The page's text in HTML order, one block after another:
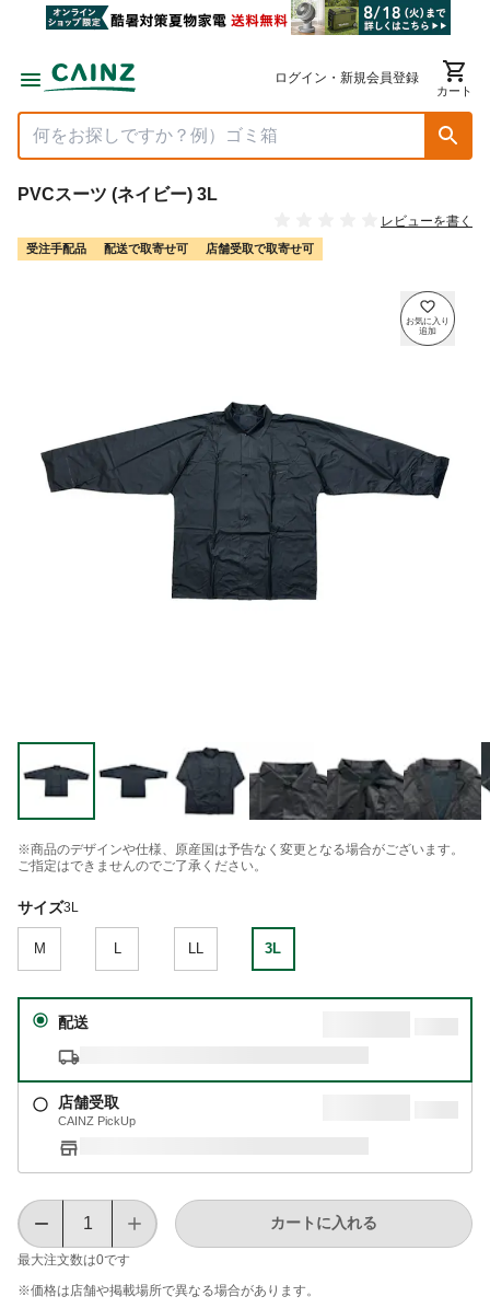
ログイン・新規会員登録
カート
PVCスーツ (ネイビー) 3L
レビューを書く
受注手配品 配送で取寄せ可 店舗受取で取寄せ可
※商品のデザインや仕様、原産国は予告なく変更となる場合がございます。
ご指定はできませんのでご了承ください。
サイズ3L
M 3L
配送
店舗受取
CAINZ PickUp
最大注文数は0です
カートに入れる
※価格は​店舗や​掲載場所で​異なる​場合が​あります。